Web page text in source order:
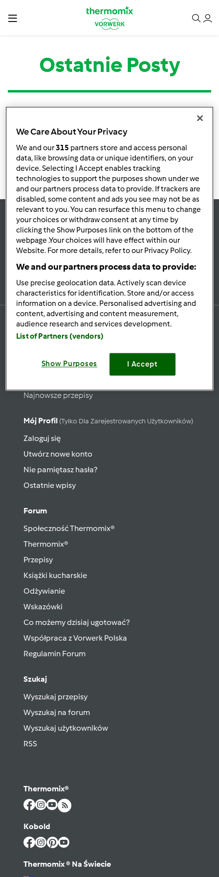
Ostatnie Posty
Ostatni post
Brak informacji o aktywnościach
Bądźna bieżąco
Zapisz się do naszego newslettera
Wyszukaj przepisy
Najnowsze przepisy
Mój Profil (tylko Dla Zarejestrowanych Użytkowników)
Zaloguj się
Utwórz nowe konto
Nie pamiętasz hasła?
Ostatnie wpisy
Forum
Społeczność Thermomix®
Thermomix®
Przepisy
Książki kucharskie
Odżywianie
Wskazówki
Co możemy dzisiaj ugotować?
Współpraca z Vorwerk Polska
Regulamin Forum
Szukaj
Wyszukaj przepisy
Wyszukaj na forum
Wyszukaj użytkowników
RSS
Thermomix®
Kobold
Thermomix ® Na Świecie
We Care About Your Privacy
We and our315 partners store and access personal
data, like browsing data or unique identifiers, on your
device. Selecting I Accept enables tracking
technologies to support the purposes shown under we
and our partners process data to provide. If trackers are
disabled, some content and ads you see may not be as
relevant to you. You can resurface this menu to change
your choices or withdraw consent at any time by
clicking the Show Purposes link on the bottom of the
webpage .Your choices will have effect within our
Website. For more details, refer to our Privacy Policy.
We and our partners process data to provide:
Use precise geolocation data. Actively scan device
characteristics for identification. Store and/or access
information on a device. Personalised advertising and
content, advertising and content measurement,
audience research and services development.
List of Partners (vendors)
Show Purposes I Accept